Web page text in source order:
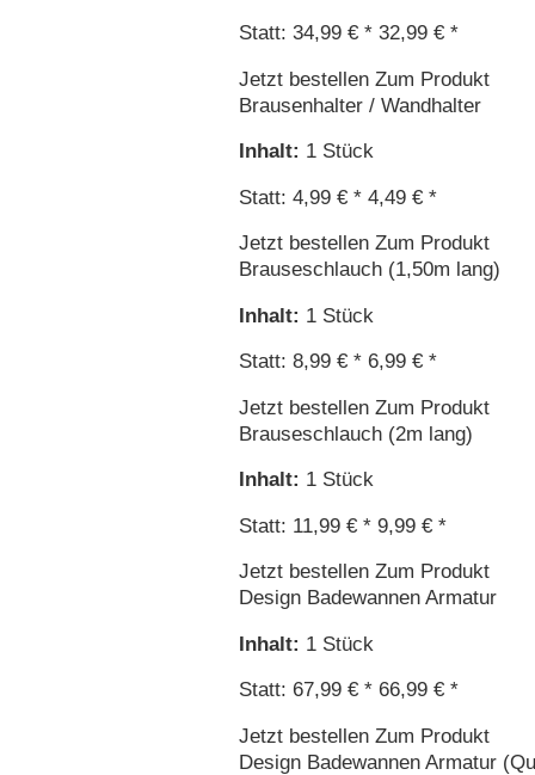
Statt: 34,99 € * 32,99 € *
Jetzt bestellen Zum Produkt
Brausenhalter / Wandhalter
Inhalt: 1 Stück
Statt: 4,99 € * 4,49 € *
Jetzt bestellen Zum Produkt
Brauseschlauch (1,50m lang)
Inhalt: 1 Stück
Statt: 8,99 € * 6,99 € *
Jetzt bestellen Zum Produkt
Brauseschlauch (2m lang)
Inhalt: 1 Stück
Statt: 11,99 € * 9,99 € *
Jetzt bestellen Zum Produkt
Design Badewannen Armatur
Inhalt: 1 Stück
Statt: 67,99 € * 66,99 € *
Jetzt bestellen Zum Produkt
Design Badewannen Armatur